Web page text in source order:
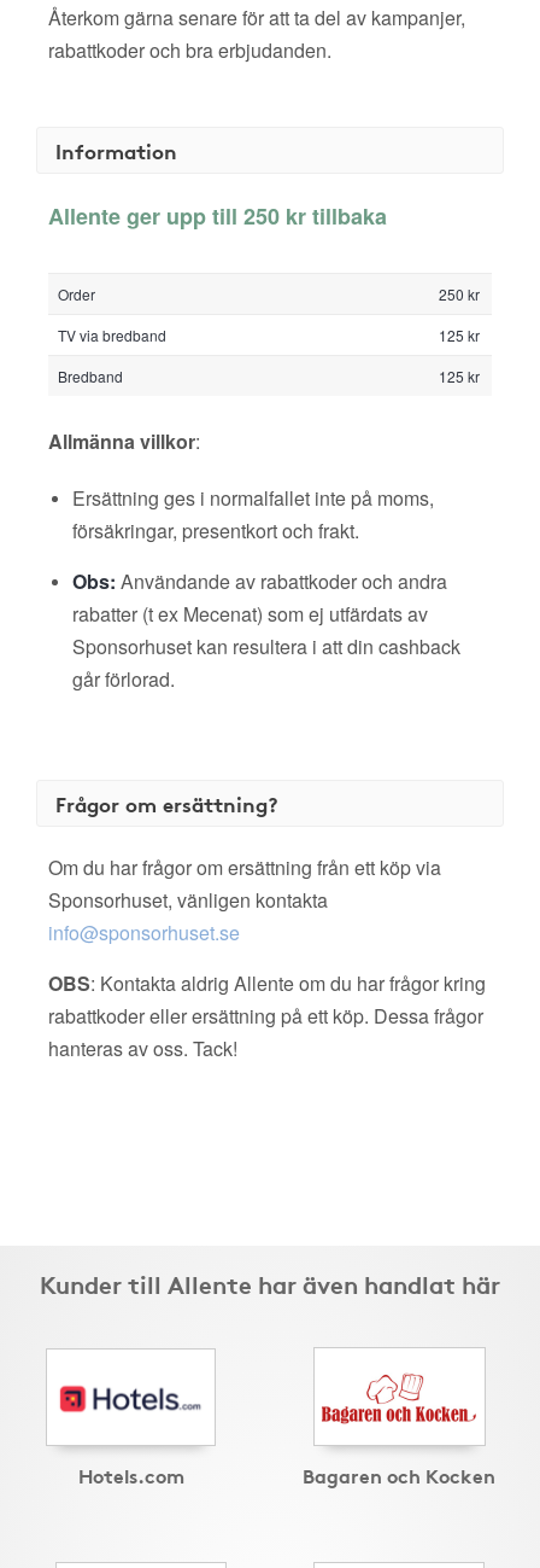
Återkom gärna senare för att ta del av kampanjer,
rabattkoder och bra erbjudanden.
Information
Allente ger upp till 250 kr tillbaka
Order
250 kr
TV via bredband
125 kr
Bredband
125 kr
Allmänna villkor:
Ersättning ges i normalfallet inte på moms,
försäkringar, presentkort och frakt.
Obs: Användande av rabattkoder och andra
rabatter (t ex Mecenat) som ej utfärdats av
Sponsorhuset kan resultera i att din cashback
går förlorad.
Frågor om ersättning?
Om du har frågor om ersättning från ett köp via
Sponsorhuset, vänligen kontakta
info@sponsorhuset.se
OBS: Kontakta aldrig Allente om du har frågor kring
rabattkoder eller ersättning på ett köp. Dessa frågor
hanteras av oss. Tack!
Kunder till Allente har även handlat här
Hotels.com Bagaren och Kocken